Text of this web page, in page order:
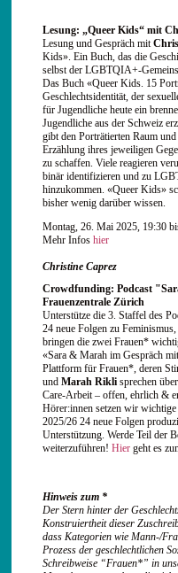
Lesung: „Queer Kids“ mit
Lesung und Gespräch mit
Kids». Ein Buch, das die
selbst der LGBTQIA+-
Das Buch «Queer Kids. 15
Geschlechtsidentität, der
für Jugendliche heute ein
Jugendliche aus der Schweiz
gibt den Porträtierten Raum
Erzählung ihres jeweiligen
zu schaffen. Viele reagieren
binär identifizieren und zu
hinzukommen. «Queer Kids»
bisher wenig darüber wissen.
Montag, 26. Mai 2025, 19:30
Mehr Infos hier
Christine Caprez
Crowdfunding: Podcast
Frauenzentrale Zürich
Unterstütze die 3. Staffel des
24 neue Folgen zu
bringen die zwei Frauen*
«Sara & Marah im Gespräch
Plattform für Frauen*, deren
und Marah Riklisprechen
Care-Arbeit – offen, ehrlich &
Hörer:innen setzen wir
2025/26 24 neue Folgen
Unterstützung. Werde Teil der
weiterzuführen! Hiergeht es
Hinweis zum *
Der Stern hinter der
Konstruiertheit dieser
dass Kategorien wie Mann-/
Prozess der geschlechtlichen
Schreibweise “Frauen*” in